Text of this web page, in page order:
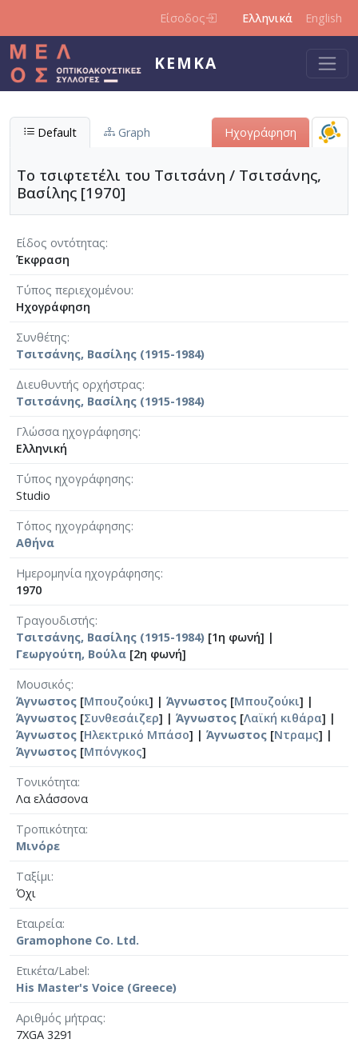
Είσοδος Ελληνικά English
ΚΕΜΚΑ
Default Graph Ηχογράφηση
Το τσιφτετέλι του Τσιτσάνη / Τσιτσάνης,
Βασίλης [1970]
Είδος οντότητας
Έκφραση
Τύπος περιεχομένου
Ηχογράφηση
Συνθέτης
Τσιτσάνης, Βασίλης (1915-1984)
Διευθυντής ορχήστρας
Τσιτσάνης, Βασίλης (1915-1984)
Γλώσσα ηχογράφησης
Ελληνική
Τύπος ηχογράφησης
Studio
Τόπος ηχογράφησης
Αθήνα
Ημερομηνία ηχογράφησης
1970
Τραγουδιστής
Τσιτσάνης, Βασίλης (1915-1984) [1η φωνή] |
Γεωργούτη, Βούλα [2η φωνή]
Μουσικός
Άγνωστος [Μπουζούκι] | Άγνωστος [Μπουζούκι] |
Άγνωστος [Συνθεσάιζερ] | Άγνωστος [Λαϊκή κιθάρα] |
Άγνωστος [Ηλεκτρικό Μπάσο] | Άγνωστος [Ντραμς] |
Άγνωστος [Μπόνγκος]
Τονικότητα
Λα ελάσσονα
Τροπικότητα
Μινόρε
Ταξίμι
Όχι
Εταιρεία
Gramophone Co. Ltd.
Ετικέτα/Label
His Master's Voice (Greece)
Αριθμός μήτρας
7XGA 3291